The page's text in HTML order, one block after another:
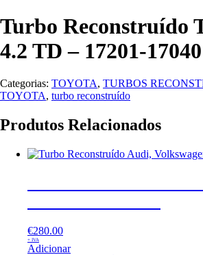
Turbo Reconstruído
4.2 TD – 17201-17040
Categorias: TOYOTA, TURBOS
TOYOTA, turbo reconstruído
Produtos Relacionados
€280.00
+ IVA
Adicionar